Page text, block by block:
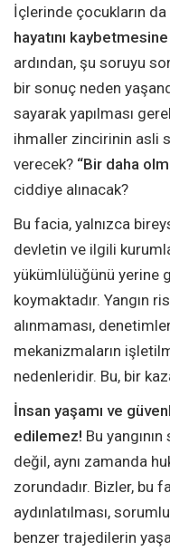
İçlerinde çocukların
hayatını kaybetmesine
ardından, şu soruyu
bir sonuç neden
sayarak yapılması
ihmaller zincirinin asli
verecek? “Bir daha
ciddiye alınacak?
Bu facia, yalnızca
devletin ve ilgili
yükümlülüğünü yerine
koymaktadır. Yangın
alınmaması,
mekanizmaların
nedenleridir. Bu, bir
İnsan yaşamı ve
edilemez! Bu
değil, aynı zamanda
zorundadır. Bizler, bu
aydınlatılması,
benzer trajedilerin